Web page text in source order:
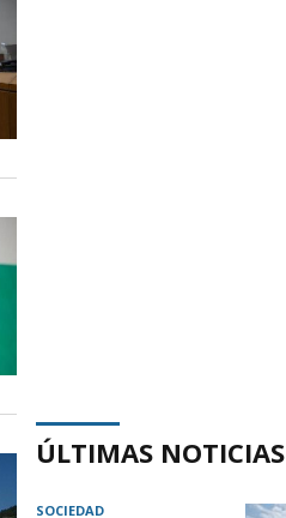
ÚLTIMAS NOTICIAS
SOCIEDAD